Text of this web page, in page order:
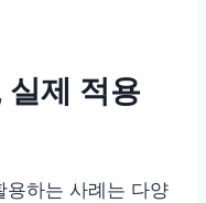
제 적용
용하는 사례는 다양